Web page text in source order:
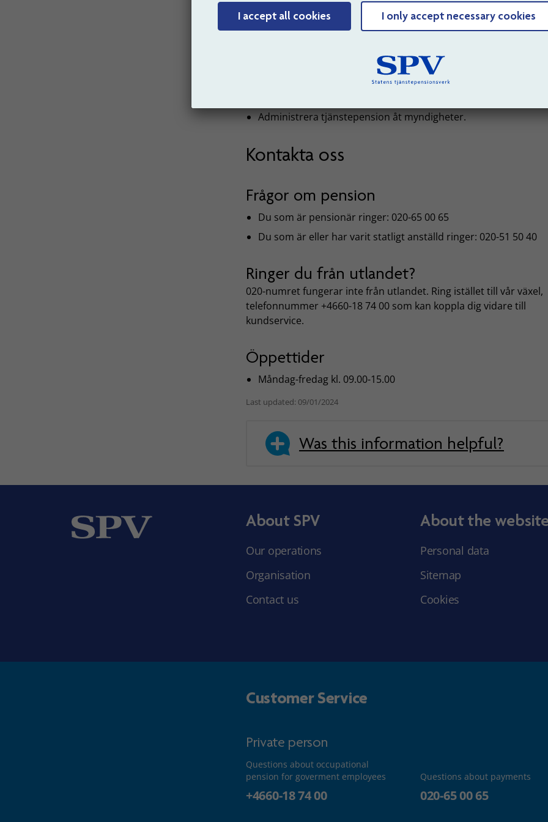
I accept all cookies I only accept necessary cookies
Svara på frågor från bland annat pensionärer, anställda och
arbetsgivare.
Beräkna skuld- och premier till arbetsgivare.
Informera, utbilda och arrangera seminarier.
Administrera tjänstepension åt myndigheter.
Kontakta oss
Frågor om pension
Du som är pensionär ringer: 020-65 00 65
Du som är eller har varit statligt anställd ringer: 020-51 50 40
Ringer du från utlandet?
020-numret fungerar inte från utlandet. Ring istället till vår växel,
telefonnummer +4660-18 74 00 som kan koppla dig vidare till
kundservice.
Öppettider
Måndag-fredag kl. 09.00-15.00
Last updated: 09/01/2024
Was this information helpful?
About SPV
Our operations
Organisation
Contact us
About the
Personal data
Sitemap
Cookies
Customer Service
Private person
Questions about occupational
pension for goverment employees
+4660-18 74 00
Questions about payments
020-65 00 65